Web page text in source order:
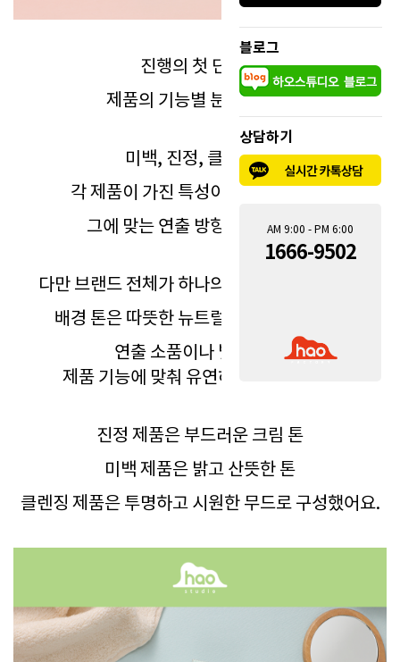
블로그
상담하기
AM 9:00 - PM 6:00
1666-9502
진행의 첫 단계는
제품의 기능별 분류였어요.
미백, 진정, 클렌징 등
각 제품이 가진 특성이 다르기 때문에
그에 맞는 연출 방향도 정리했죠.
다만 브랜드 전체가 하나의 무드로 느껴지도록
배경 톤은 따뜻한 뉴트럴 컬러로 통일하고
연출 소품이나 빛의 톤은
제품 기능에 맞춰 유연하게 설정했어요.
진정 제품은 부드러운 크림 톤
미백 제품은 밝고 산뜻한 톤
클렌징 제품은 투명하고 시원한 무드로 구성했어요.